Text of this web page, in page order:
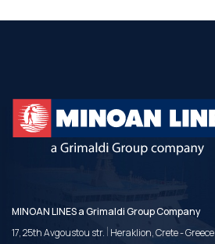
MINOAN LINES a Grimaldi Group Company
17, 25th Avgoustou str. | Heraklion, Crete - Greece